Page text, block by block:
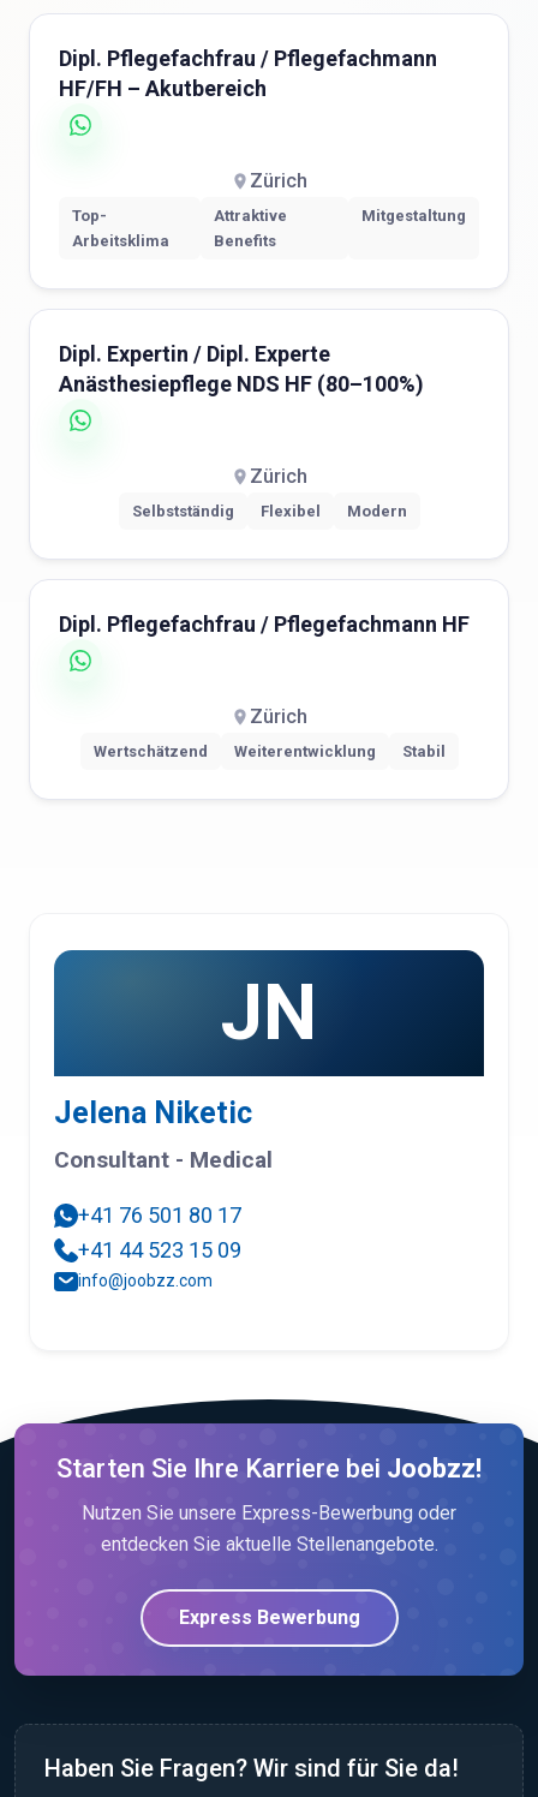
Dipl. Pflegefachfrau / Pflegefachmann
HF/FH – Akutbereich
Zürich
Top-
Arbeitsklima
Attraktive
Benefits
Mitgestaltung
Dipl. Expertin / Dipl. Experte
Anästhesiepflege NDS HF (80–100%)
Zürich
Selbstständig Flexibel Modern
Dipl. Pflegefachfrau / Pflegefachmann HF
Zürich
Wertschätzend Weiterentwicklung Stabil
JN
Jelena Niketic
Consultant - Medical
+41 76 501 80 17
+41 44 523 15 09
info@joobzz.com
Starten Sie Ihre Karriere bei Joobzz!
Nutzen Sie unsere Express-Bewerbung oder
entdecken Sie aktuelle Stellenangebote.
Express Bewerbung
Haben Sie Fragen? Wir sind für Sie da!